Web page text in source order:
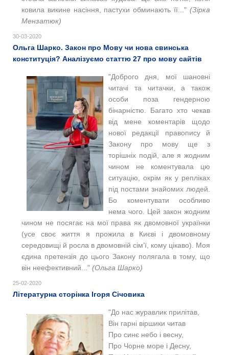
ковила викине насіння, пастухи обминають її..." (Зірка
Мензатюк)
30-03-2020
Ольга Шарко. Закон про Мову чи нова свинська
конституція? Аналізуємо статтю 27 про мову сайтів
"Доброго дня, мої шановні
читачі та читачки, а також
особи поза гендерною
бінарністю. Багато хто чекав
від мене коментарів щодо
нової редакції правопису й
Закону про мову ще з
торішніх подій, але я жодним
чином не коментувала цю
ситуацію, окрім як у репліках
під постами знайомих людей.
Бо коментувати особливо
нема чого. Цей закон жодним
чином не посягає на мої права як двомовної українки
(усе своє життя я прожила в Києві і двомовному
середовищі й росла в двомовній сім’ї, кому цікаво). Моя
єдина претензія до цього Закону полягала в тому, що
він неефективний..." (Ольга Шарко)
25-02-2020
Літературна сторінка Ігоря Січовика
"До нас журавлик прилітав,
Він гарні віршики читав
Про синє небо і весну,
Про Чорне море і Десну,